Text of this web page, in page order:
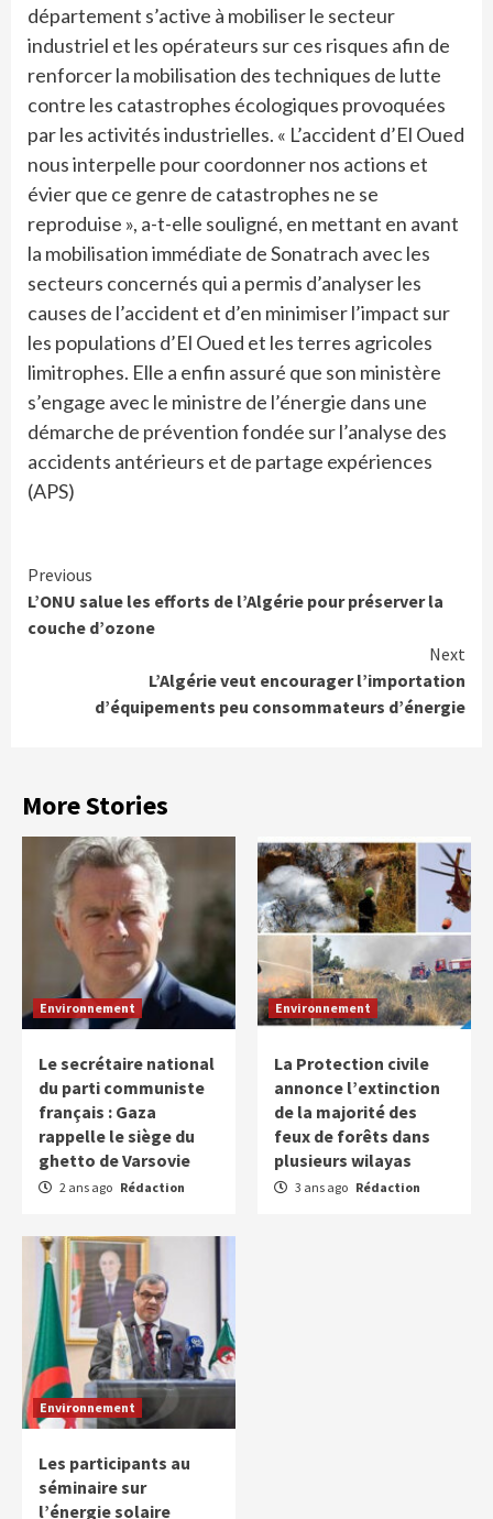
département s’active à mobiliser le secteur
industriel et les opérateurs sur ces risques afin de
renforcer la mobilisation des techniques de lutte
contre les catastrophes écologiques provoquées
par les activités industrielles. « L’accident d’El Oued
nous interpelle pour coordonner nos actions et
évier que ce genre de catastrophes ne se
reproduise », a-t-elle souligné, en mettant en avant
la mobilisation immédiate de Sonatrach avec les
secteurs concernés qui a permis d’analyser les
causes de l’accident et d’en minimiser l’impact sur
les populations d’El Oued et les terres agricoles
limitrophes. Elle a enfin assuré que son ministère
s’engage avec le ministre de l’énergie dans une
démarche de prévention fondée sur l’analyse des
accidents antérieurs et de partage expériences
(APS)
Continue
Reading
Previous
L’ONU salue les efforts de l’Algérie pour préserver la
couche d’ozone
Next
L’Algérie veut encourager l’importation
d’équipements peu consommateurs d’énergie
More Stories
Environnement
Le secrétaire national
du parti communiste
français : Gaza
rappelle le siège du
ghetto de Varsovie
2 ans ago Rédaction
Environnement
La Protection civile
annonce l’extinction
de la majorité des
feux de forêts dans
plusieurs wilayas
3 ans ago Rédaction
Environnement
Les participants au
séminaire sur
l’énergie solaire